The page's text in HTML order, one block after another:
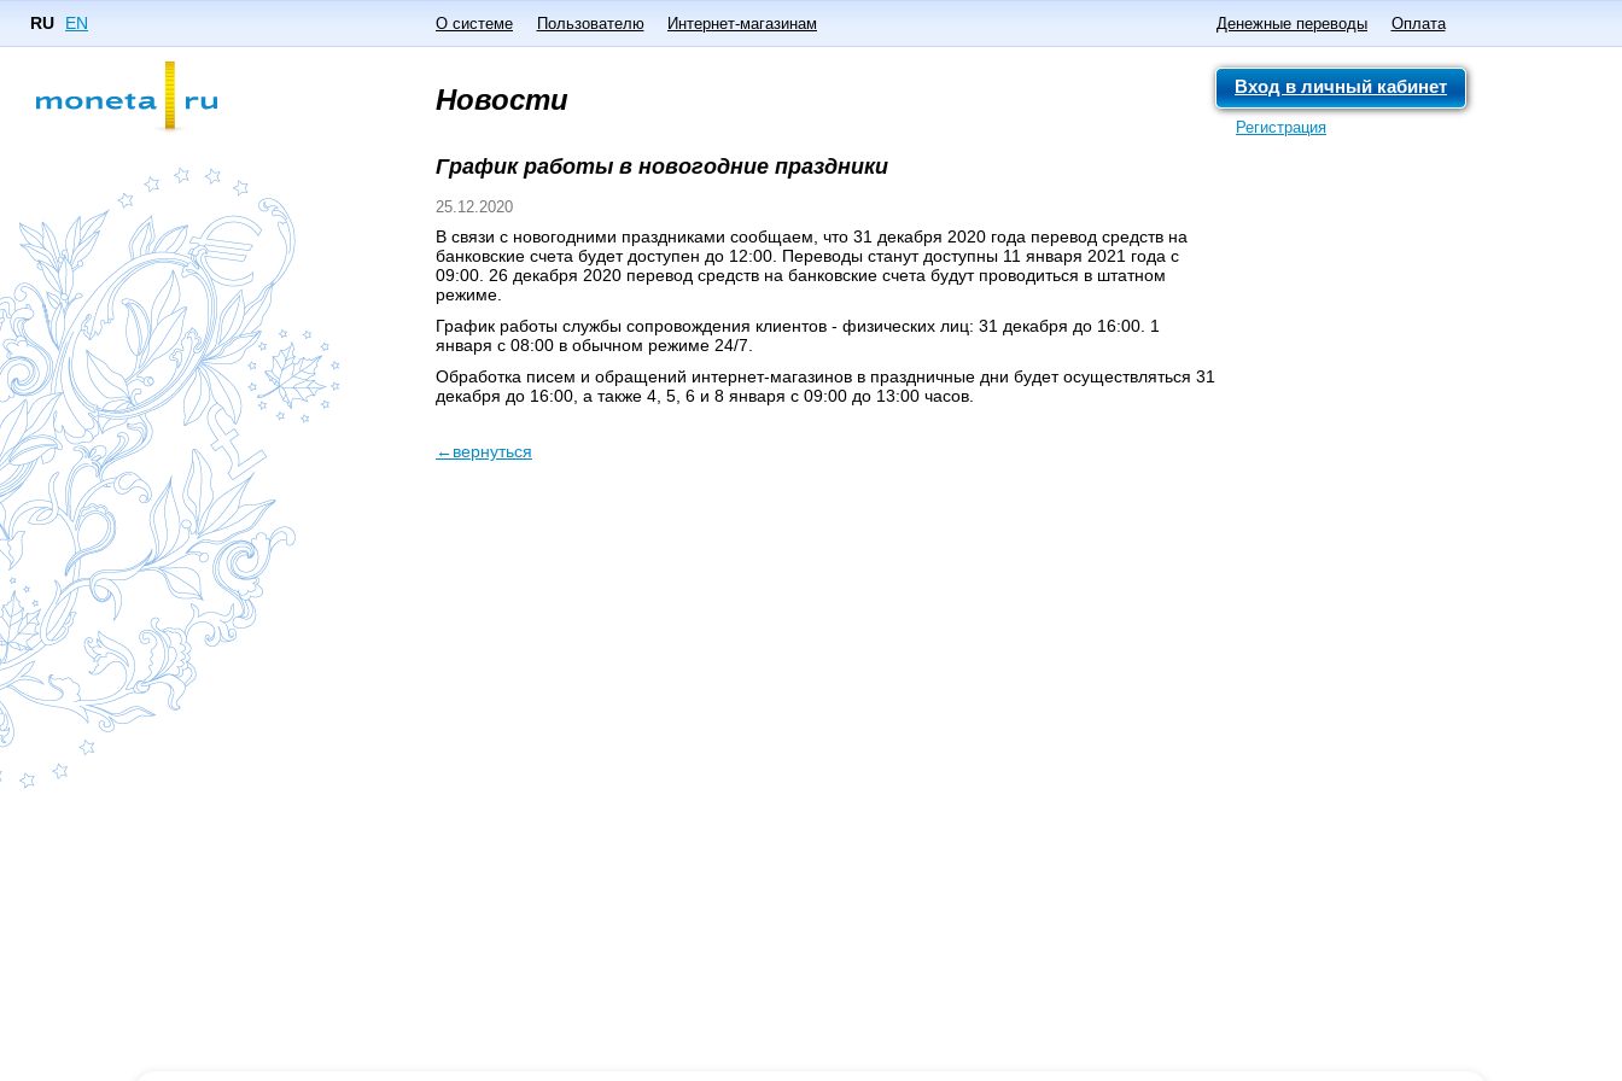
RU EN О системе Пользователю Интернет-магазинам Денежные переводы Оплата
Новости Вход в личный кабинет
Регистрация
График работы в новогодние праздники
25.12.2020
В связи с новогодними праздниками сообщаем, что 31 декабря 2020 года перевод средств на
банковские счета будет доступен до 12:00. Переводы станут доступны 11 января 2021 года с
09:00. 26 декабря 2020 перевод средств на банковские счета будут проводиться в штатном
режиме.
График работы службы сопровождения клиентов - физических лиц: 31 декабря до 16:00. 1
января с 08:00 в обычном режиме 24/7.
Обработка писем и обращений интернет-магазинов в праздничные дни будет осуществляться 31
декабря до 16:00, а также 4, 5, 6 и 8 января с 09:00 до 13:00 часов.
←вернуться